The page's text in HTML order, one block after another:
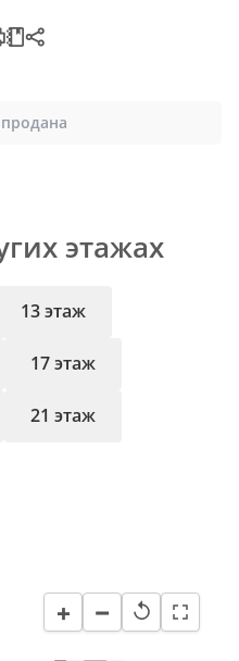
этажах
13 этаж
17 этаж
21 этаж
+ − ↺